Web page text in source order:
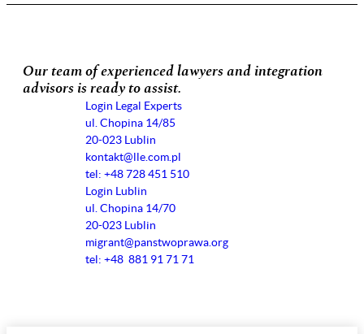
Our team of experienced lawyers and integration
advisors is ready to assist.
Login Legal Experts
ul. Chopina 14/85
20-023 Lublin
kontakt@lle.com.pl
tel: +48 728 451 510
Login Lublin
ul. Chopina 14/70
20-023 Lublin
migrant@panstwoprawa.org
tel: +48 881 91 71 71